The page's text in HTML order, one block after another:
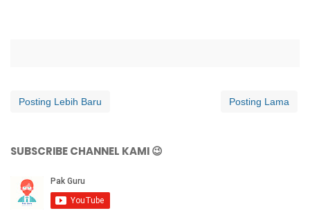
Posting Lebih Baru Posting Lama
SUBSCRIBE CHANNEL KAMI 😉